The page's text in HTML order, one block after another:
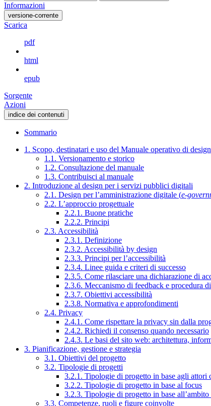
Informazioni
versione-corrente
Scarica
pdf
html
epub
Sorgente
Azioni
indice dei contenuti
Sommario
1. Scopo, destinatari e uso del Manuale operativo di design
1.1. Versionamento e storico
1.2. Consultazione del manuale
1.3. Contribuisci al manuale
2. Introduzione al design per i servizi pubblici digitali
2.1. Design per l’amministrazione digitale (e-
2.2. L’approccio progettuale
2.2.1. Buone pratiche
2.2.2. Principi
2.3. Accessibilità
2.3.1. Definizione
2.3.2. Accessibilità by design
2.3.3. Principi per l’accessibilità
2.3.4. Linee guida e criteri di successo
2.3.5. Come rilasciare una dichiarazione di
2.3.6. Meccanismo di feedback e procedura
2.3.7. Obiettivi accessibilità
2.3.8. Normativa e approfondimenti
2.4. Privacy
2.4.1. Come rispettare la privacy sin dalla
2.4.2. Richiedi il consenso quando necessario
2.4.3. Le basi del sito web: architettura,
3. Pianificazione, gestione e strategia
3.1. Obiettivi del progetto
3.2. Tipologie di progetti
3.2.1. Tipologie di progetto in base agli attori
3.2.2. Tipologie di progetto in base al focus
3.2.3. Tipologie di progetto in base
3.3. Competenze, ruoli e figure coinvolte